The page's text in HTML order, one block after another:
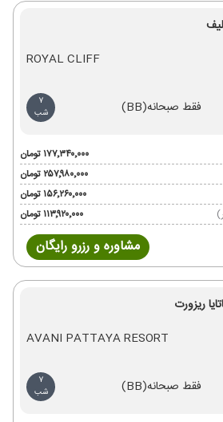
ROYAL CLIFF
فقط صبحانه(BB)
7
شب
۱۷۷٬۳۴۰٬۰۰۰ تومان
۲۵۷٬۹۸۰٬۰۰۰ تومان
۱۵۶٬۲۶۰٬۰۰۰ تومان
۱۱۳٬۹۲۰٬۰۰۰ تومان
مشاوره و رزرو رایگان
ریزورت
AVANI PATTAYA RESORT
فقط صبحانه(BB)
7
شب